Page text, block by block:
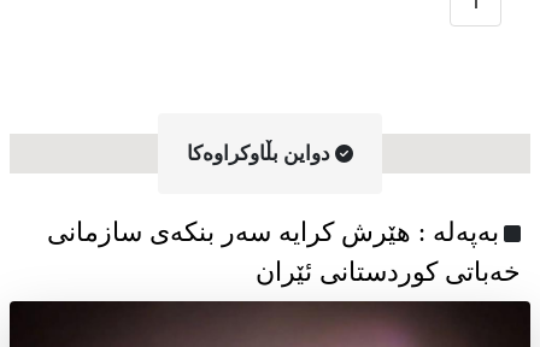
دواین بڵاوکراوه‌کا
به‌په‌له‌ : هێرش کرایە سەر بنکەی سازمانی
خەباتی کوردستانی ئێران